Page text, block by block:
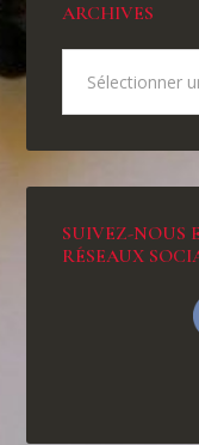
ARCHIVES
SUIVEZ-NOUS
RÉSEAUX